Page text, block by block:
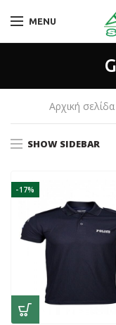
MENU
Αρχική σελίδα
SHOW SIDEBAR
-17%